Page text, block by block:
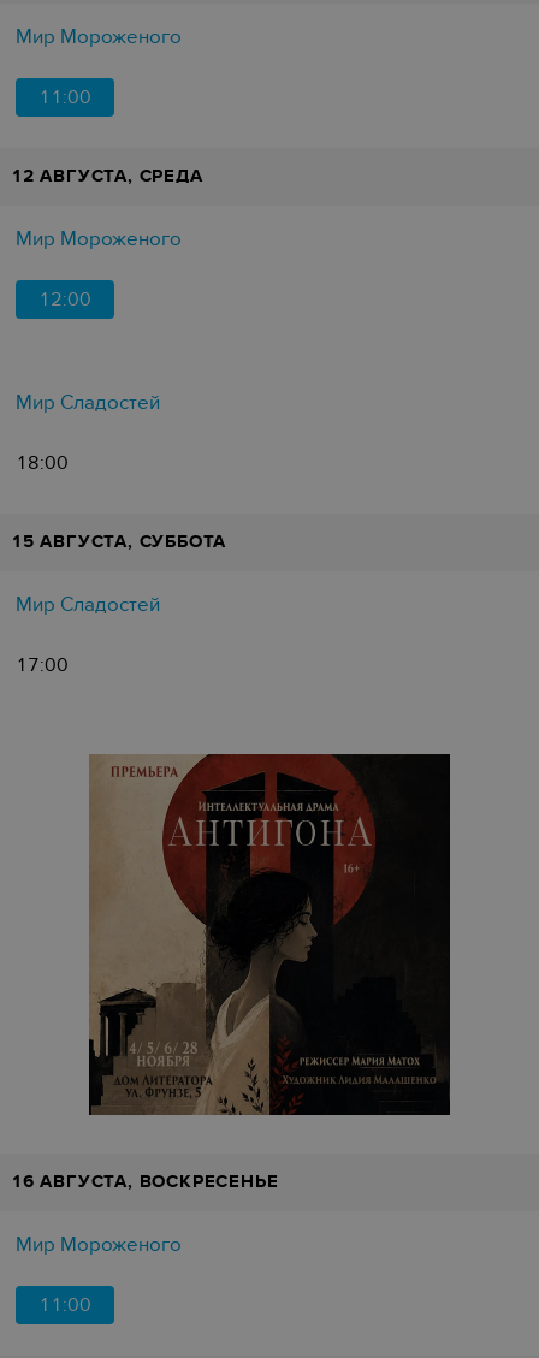
Мир Мороженого
11:00
12 АВГУСТА, СРЕДА
Мир Мороженого
12:00
Мир Сладостей
18:00
15 АВГУСТА, СУББОТА
Мир Сладостей
17:00
16 АВГУСТА, ВОСКРЕСЕНЬЕ
Мир Мороженого
11:00